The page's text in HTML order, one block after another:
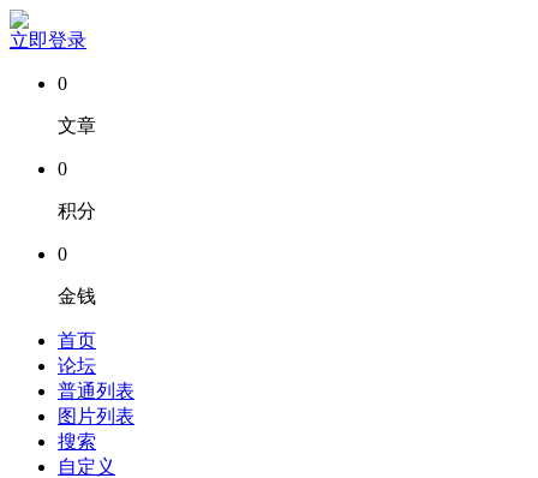
立即登录
0
文章
0
积分
0
金钱
首页
论坛
普通列表
图片列表
搜索
自定义